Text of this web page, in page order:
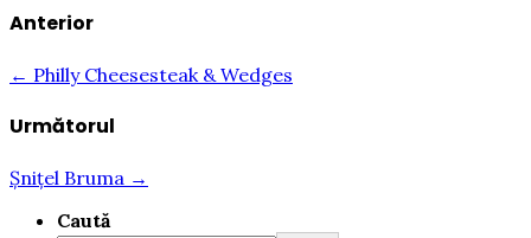
Anterior
← Philly Cheesesteak & Wedges
Următorul
Șnițel Bruma →
Caută